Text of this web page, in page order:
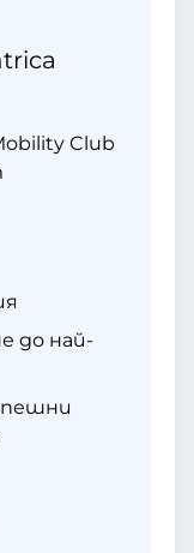
Club
до най-